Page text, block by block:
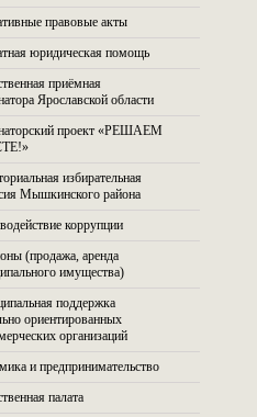
правовые акты
юридическая помощь
приёмная
Ярославской области
проект «РЕШАЕМ
избирательная
Мышкинского района
коррупции
(продажа, аренда
имущества)
поддержка
ориентированных
организаций
и предпринимательство
палата